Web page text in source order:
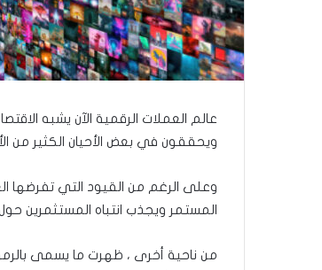
عالم العملات الرقمية الآن يشبه
ويحققون في بعض الأحيان الكثير من
وعلى الرغم من القيود التي تفرضها
المستمر ويجذب انتباه المستثمرين حول